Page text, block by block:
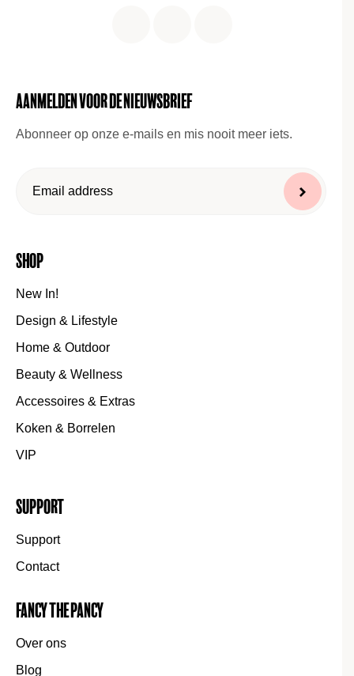
Aanmelden voor de nieuwsbrief
Abonneer op onze e-mails en mis nooit meer iets.
Shop
New In!
Design & Lifestyle
Home & Outdoor
Beauty & Wellness
Accessoires & Extras
Koken & Borrelen
VIP
Support
Support
Contact
Fancy the Pancy
Over ons
Blog